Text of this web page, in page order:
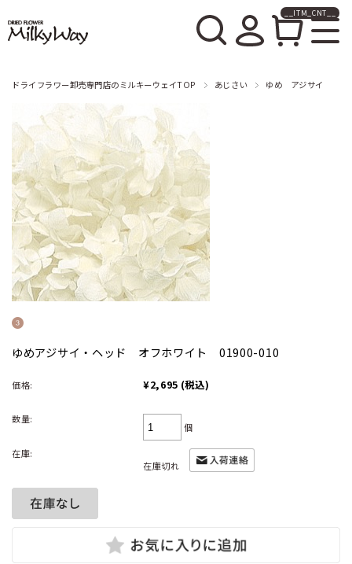
__ITM_CNT__
ドライフラワー卸売専門店のミルキーウェイTOP あじさい ゆめ アジサイ
ゆめアジサイ・ヘッド オフホワイト 01900-010
価格: ¥2,695 (税込)
数量:
個
在庫:
在庫切れ